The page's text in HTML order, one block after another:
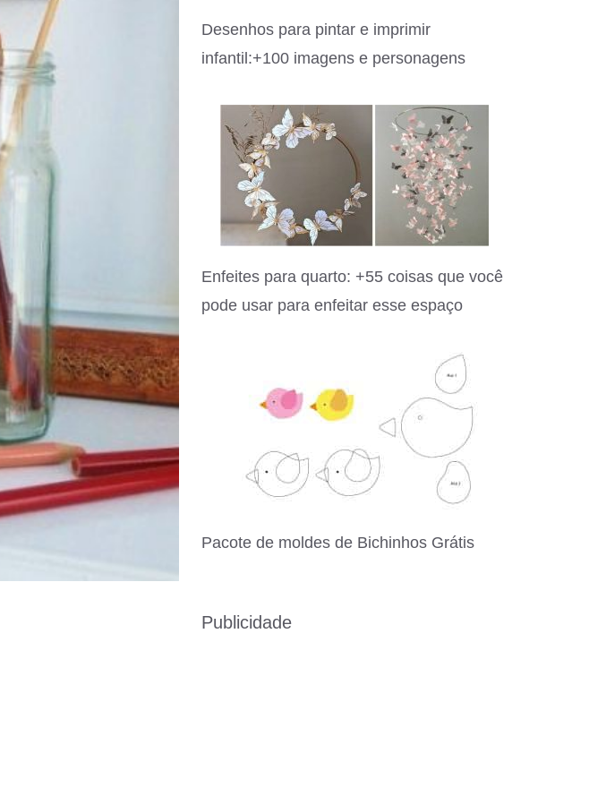
Desenhos para pintar e imprimir
infantil:+100 imagens e personagens
Enfeites para quarto: +55 coisas que você
pode usar para enfeitar esse espaço
Pacote de moldes de Bichinhos Grátis
Publicidade